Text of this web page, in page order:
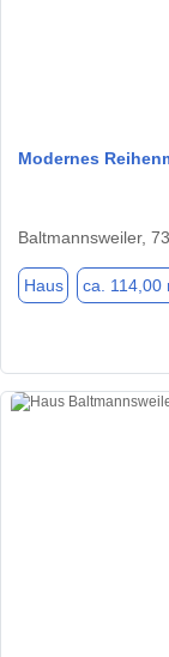
Modernes
Baltmannsweiler,
Haus ca. 114,00